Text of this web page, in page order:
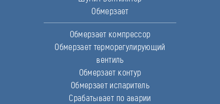
Обмерзает
Обмерзает компрессор
Обмерзает терморегулирующий
вентиль
Обмерзает контур
Обмерзает испаритель
Срабатывает по аварии